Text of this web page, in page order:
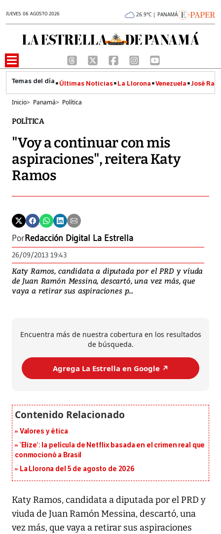
JUEVES 06 AGOSTO 2026 26.9°C | PANAMÁ
Últimas Noticias La Llorona Venezuela José
Inicio> Panamá> Política
POLÍTICA
"Voy a continuar con mis
aspiraciones", reitera Katy
Ramos
PorRedacción Digital La Estrella
26/09/2013 19:43
Katy Ramos, candidata a diputada por el PRD y viuda
de Juan Ramón Messina, descartó, una vez más, que
vaya a retirar sus aspiraciones p...
Encuentra más de nuestra cobertura en los resultados
de búsqueda.
Agrega La Estrella en Google ↗️
Valores y ética
‘Elize’: la película de Netflix basada en el crimen real que
conmocionó a Brasil
La Llorona del 5 de agosto de 2026
Katy Ramos, candidata a diputada por el PRD y
viuda de Juan Ramón Messina, descartó, una
vez más, que vaya a retirar sus aspiraciones